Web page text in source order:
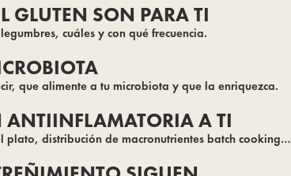
GLUTEN SON PARA TI
cuáles y con qué frecuencia.
que alimente a tu microbiota y que la enriquezca.
A TI
distribución de macronutrientes batch cooking…